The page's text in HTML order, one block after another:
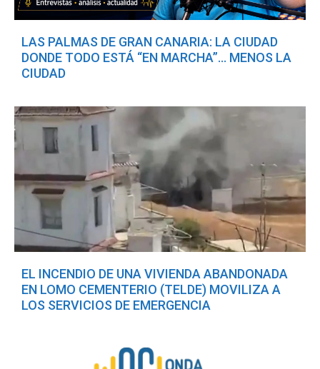
LAS PALMAS DE GRAN CANARIA: LA CIUDAD
DONDE TODO ESTÁ “EN MARCHA”… MENOS LA
CIUDAD
EL INCENDIO DE UNA VIVIENDA ABANDONADA
EN LOMO CEMENTERIO (TELDE) MOVILIZA A
LOS SERVICIOS DE EMERGENCIA